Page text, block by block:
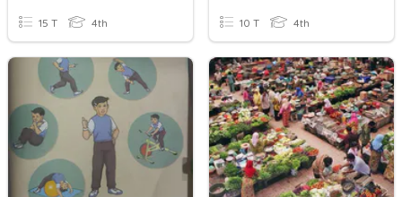
15 T 4th 10 T 4th